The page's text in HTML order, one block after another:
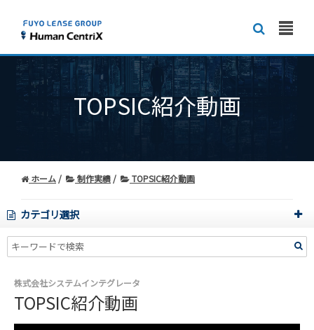
TOPSIC紹介動画
ホーム 制作実績 TOPSIC紹介動画
カテゴリ選択
株式会社システムインテグレータ
TOPSIC紹介動画